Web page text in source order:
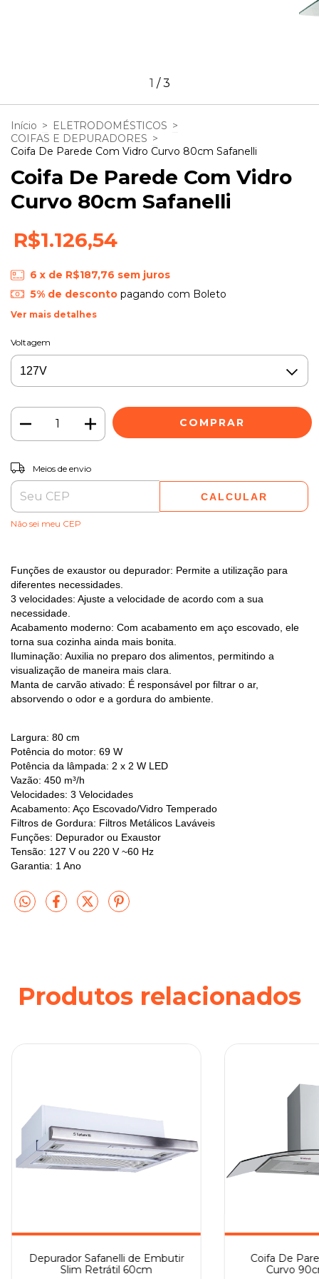
1 /3
Início > ELETRODOMÉSTICOS >
COIFAS E DEPURADORES >
Coifa De Parede Com Vidro Curvo 80cm Safanelli
Coifa De Parede Com Vidro
Curvo 80cm Safanelli
R$1.126,54
6 x de R$187,76 sem juros
5% de descontopagando com Boleto
Ver mais detalhes
Voltagem
Entregas para o CEP:
Meios de envio
CALCULAR
Não sei meu CEP
Funções de exaustor ou depurador: Permite a utilização para
diferentes necessidades.
3 velocidades: Ajuste a velocidade de acordo com a sua
necessidade.
Acabamento moderno: Com acabamento em aço escovado, ele
torna sua cozinha ainda mais bonita.
Iluminação: Auxilia no preparo dos alimentos, permitindo a
visualização de maneira mais clara.
Manta de carvão ativado: É responsável por filtrar o ar,
absorvendo o odor e a gordura do ambiente.
Largura: 80 cm
Potência do motor: 69 W
Potência da lâmpada: 2 x 2 W LED
Vazão: 450 m³/h
Velocidades: 3 Velocidades
Acabamento: Aço Escovado/Vidro Temperado
Filtros de Gordura: Filtros Metálicos Laváveis
Funções: Depurador ou Exaustor
Tensão: 127 V ou 220 V ~60 Hz
Garantia: 1 Ano
Produtos relacionados
Depurador Safanelli de Embutir
Slim Retrátil 60cm
Coifa De
Curvo